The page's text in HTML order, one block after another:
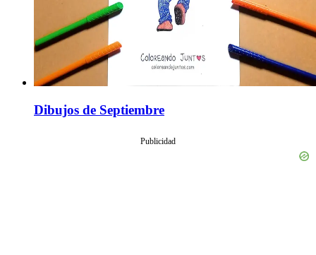
Dibujos de Septiembre